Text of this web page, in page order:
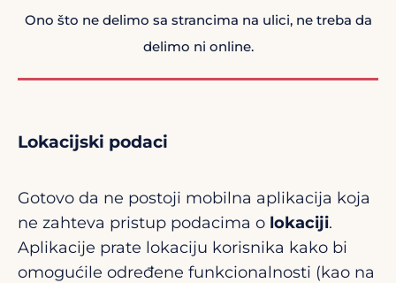
Ono što ne delimo sa strancima na ulici, ne treba da
delimo ni online.
Lokacijski podaci
Gotovo da ne postoji mobilna aplikacija koja
ne zahteva pristup podacima o lokaciji.
Aplikacije prate lokaciju korisnika kako bi
omogućile određene funkcionalnosti (kao na